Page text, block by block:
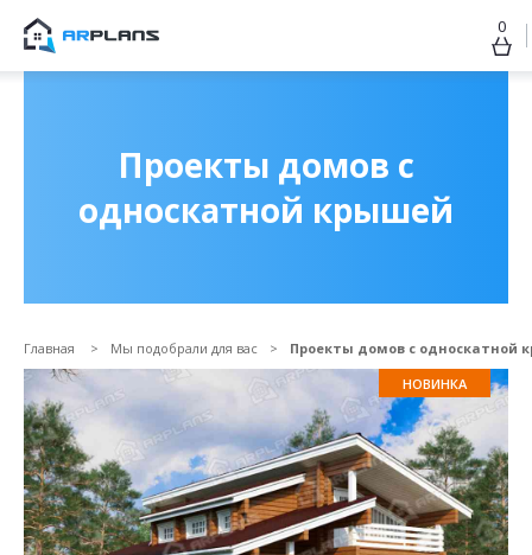
0
Проекты домов с
односкатной крышей
Главная Мы подобрали для вас
Проекты домов с односкатной
НОВИНКА
Прикрепить файл
Продолжить покупки